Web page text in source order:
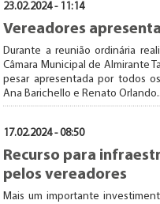
23.02.2024 - 11:14
Vereadores
Durante a reunião ordinária
Câmara Municipal de Almirante
pesar apresentada por todos
Ana Barichello e Renato
17.02.2024 - 08:50
Recurso para
pelos vereadores
Mais um importante